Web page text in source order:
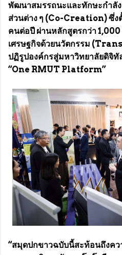
พัฒนาสมรรถนะและทักษะกำลั
ส่วนต่าง ๆ (Co-Creation) ซึ่ง
คนต่อปี ผ่านหลักสูตรกว่า
เศรษฐกิจด้วยนวัตกรรม
ปฏิรูปองค์กรสู่มหาวิทยาลัยดิจิ
“One RMUT Platform”
“สมุดปกขาวฉบับนี้สะท้อนถึงค